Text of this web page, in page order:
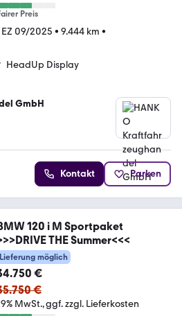
Preis
EZ 09/2025 • 9.444 km •
HeadUp Display
GmbH
Kontakt Parken
120 i M Sportpaket
THE Summer<<<
Lieferung möglich
€
€
MwSt. ggf. zzgl. Lieferkosten